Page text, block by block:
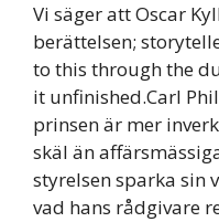
Vi säger att Oscar
berättelsen;
to this through the
it unfinished.Carl
prinsen är mer
skäl än
styrelsen sparka sin
vad hans rådgivare